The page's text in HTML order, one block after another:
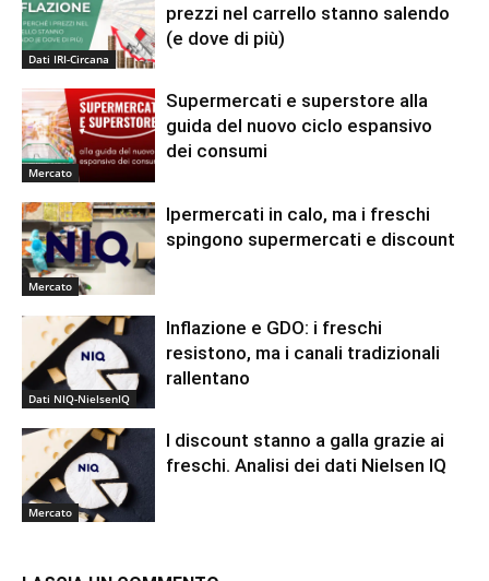
Dati IRI-Circana
prezzi nel carrello stanno salendo
(e dove di più)
Mercato
Supermercati e superstore alla
guida del nuovo ciclo espansivo
dei consumi
Mercato
Ipermercati in calo, ma i freschi
spingono supermercati e discount
Dati NIQ-NielsenIQ
Inflazione e GDO: i freschi
resistono, ma i canali tradizionali
rallentano
Mercato
I discount stanno a galla grazie ai
freschi. Analisi dei dati Nielsen IQ